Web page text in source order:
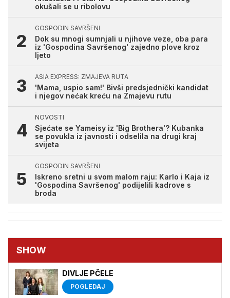
okušali se u ribolovu
GOSPODIN SAVRŠENI
Dok su mnogi sumnjali u njihove veze, oba para
iz 'Gospodina Savršenog' zajedno plove kroz
ljeto
ASIA EXPRESS: ZMAJEVA RUTA
'Mama, uspio sam!' Bivši predsjednički kandidat
i njegov nećak kreću na Zmajevu rutu
NOVOSTI
Sjećate se Yameisy iz 'Big Brothera'? Kubanka
se povukla iz javnosti i odselila na drugi kraj
svijeta
GOSPODIN SAVRŠENI
Iskreno sretni u svom malom raju: Karlo i Kaja iz
'Gospodina Savršenog' podijelili kadrove s
broda
SHOW
DIVLJE PČELE
POGLEDAJ